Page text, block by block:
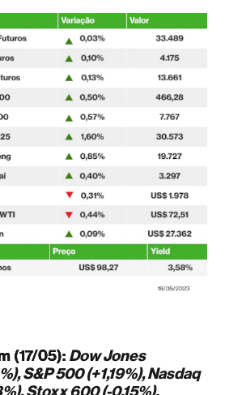
(17/05): Dow Jones
S&P 500 (+1,19%), Nasdaq